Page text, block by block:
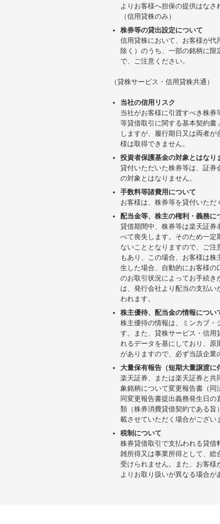
よりお客様へ担保の提供はな
（信用貸株のみ）
株券等の貸出設定について
信用貸株において、お客様が
除く）のうち、一部の銘柄に
で、ご注意ください。
（貸株サービス・信用貸株共通）
当社の信用リスク
当社がお客様に引渡すべき株
等貸借取引に関する基本契約
しますが、履行期日又は両者
様は取得できません。
投資者保護基金の対象とはなり
貸付いただいた株券等は、証
の対象とはなりません。
手数料等諸費用について
お客様は、株券等を貸付いた
配当金等、株主の権利・義務に
貸借期間中、株券等は楽天証
べて喪失します。そのため一
ないこととなりますので、ご
もあり、この場合、お客様は
生した場合、自動的にお客様
のお取引状況によってお手続
は、発行会社より配当の支払
われます。
株主優待、配当金の情報につい
株主優待の情報は、ミンカブ
す。また、貸株サービス・信
れるデータを基にしており、
がありますので、必ず当該企
大量保有報告（短期大量譲渡
楽天証券、または楽天証券と
象銘柄について変更報告書（
同変更報告書提出義務発生日
類（株券消費貸借契約である
載させていただく場合がござ
税制について
株券貸借取引で支払われる貸
雑所得又は事業所得として、
受けられません。また、お客
よりお取り扱いが異なる場合